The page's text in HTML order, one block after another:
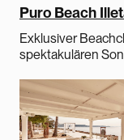
Puro Beach
Exklusiver
spektakulären